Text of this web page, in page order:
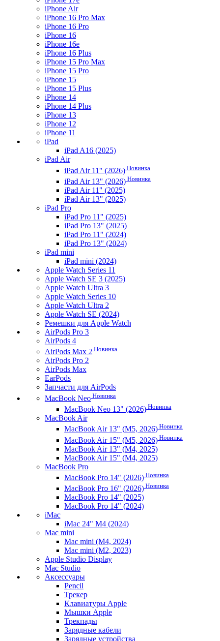
iPhone Air
iPhone 16 Pro Max
iPhone 16 Pro
iPhone 16
iPhone 16e
iPhone 16 Plus
iPhone 15 Pro Max
iPhone 15 Pro
iPhone 15
iPhone 15 Plus
iPhone 14
iPhone 14 Plus
iPhone 13
iPhone 12
iPhone 11
iPad
iPad A16 (2025)
iPad Air
iPad Air 11" (2026) Новинка
iPad Air 13" (2026) Новинка
iPad Air 11" (2025)
iPad Air 13" (2025)
iPad Pro
iPad Pro 11" (2025)
iPad Pro 13" (2025)
iPad Pro 11" (2024)
iPad Pro 13" (2024)
iPad mini
iPad mini (2024)
Apple Watch Series 11
Apple Watch SE 3 (2025)
Apple Watch Ultra 3
Apple Watch Series 10
Apple Watch Ultra 2
Apple Watch SE (2024)
Ремешки для Apple Watch
AirPods Pro 3
AirPods 4
AirPods Max 2 Новинка
AirPods Pro 2
AirPods Max
EarPods
Запчасти для AirPods
MacBook Neo Новинка
MacBook Neo 13" (2026) Новинка
MacBook Air
MacBook Air 13" (M5, 2026) Новинка
MacBook Air 15" (M5, 2026) Новинка
MacBook Air 13" (M4, 2025)
MacBook Air 15" (M4, 2025)
MacBook Pro
MacBook Pro 14" (2026) Новинка
MacBook Pro 16" (2026) Новинка
MacBook Pro 14" (2025)
MacBook Pro 14" (2024)
iMac
iMac 24" M4 (2024)
Mac mini
Mac mini (M4, 2024)
Mac mini (M2, 2023)
Apple Studio Display
Mac Studio
Аксессуары
Pencil
Трекер
Клавиатуры Apple
Мышки Apple
Трекпады
Зарядные кабели
Зарядные устройства